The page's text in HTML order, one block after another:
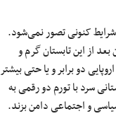
برای آن در شرایط کنونی تصور نمی‌شود.
از این تابستان گرم و
دو برابر و یا حتی بیشتر
سرد با تورم دو رقمی به
و اجتماعی دامن بزند.